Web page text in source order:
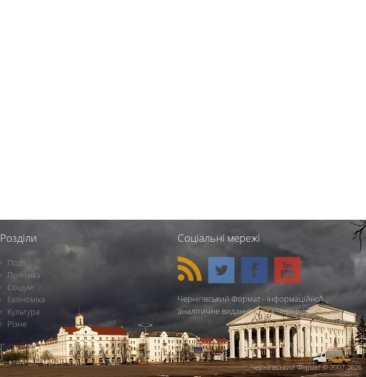
Розділи
Події
Політика
Соціум
Економіка
Культура
Різне
Соціальні мережі
Чернігівський Формат - інформаційно-
аналітичне видання міста Чернігова.
Чернігівський Формат © 2007-2026.